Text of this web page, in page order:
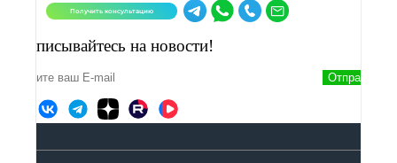
Получить консультацию
Подписывайтесь на новости!
Отправить